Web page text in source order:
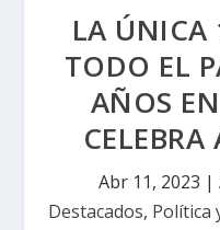
LA ÚNICA
TODO EL
AÑOS
Abr 11, 2023 |
Destacados, Política